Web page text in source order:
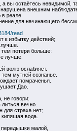
вы остаётесь невидимой,
внешним
в реале
для начинающего
read
к избытку действий;
потери больше:
лучше.
волю ослабляет.
мутней сознанье.
помраченья.
Дао.
не говори;
вечно.
для страха нет;
вода.
передышки малой,